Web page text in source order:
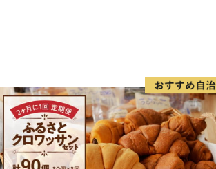
て新潟県の魅力を感じていただき、ぜ
待ちしております！